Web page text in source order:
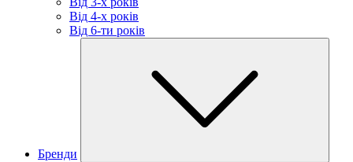
Від 4-х років
Від 6-ти років
Бренди